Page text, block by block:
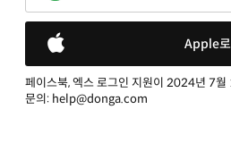
Apple
페이스북, 엑스 로그인 지원이 2024년 7월
문의: help@donga.com